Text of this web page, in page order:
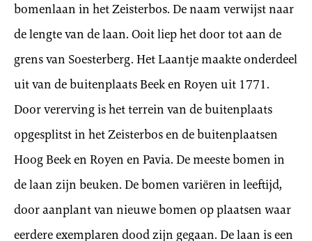
bomenlaan in het Zeisterbos. De naam verwijst naar
de lengte van de laan. Ooit liep het door tot aan de
grens van Soesterberg. Het Laantje maakte onderdeel
uit van de buitenplaats Beek en Royen uit 1771.
Door vererving is het terrein van de buitenplaats
opgesplitst in het Zeisterbos en de buitenplaatsen
Hoog Beek en Royen en Pavia. De meeste bomen in
de laan zijn beuken. De bomen variëren in leeftijd,
door aanplant van nieuwe bomen op plaatsen waar
eerdere exemplaren dood zijn gegaan. De laan is een